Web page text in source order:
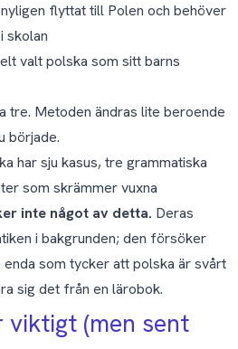
flyttat till Polen och behöver
skolan
valt polska som sitt barns
tre. Metoden ändras lite beroende
började.
har sju kasus, tre grammatiska
som skrämmer vuxna
inte något av detta. Deras
i bakgrunden; den försöker
som tycker att polska är svårt
sig det från en lärobok.
(men sent